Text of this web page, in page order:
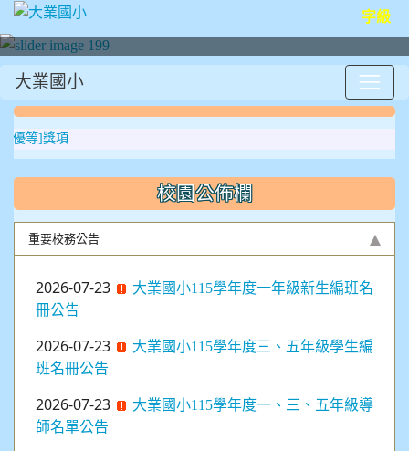
字級
大業國小
:::
項
校園公佈欄
重要校務公告
2026-07-23
大業國小115學年度一年級新生編班名
冊公告
2026-07-23
大業國小115學年度三、五年級學生編
班名冊公告
2026-07-23
大業國小115學年度一、三、五年級導
師名單公告